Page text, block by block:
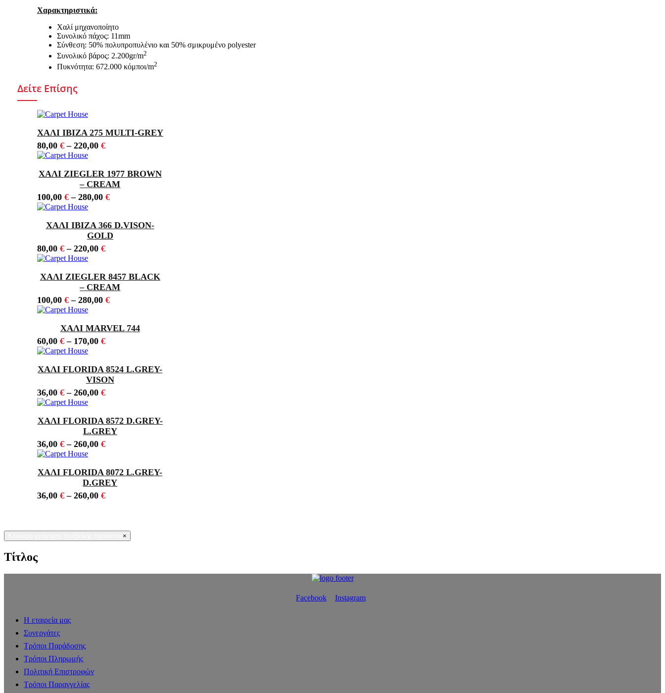
Χαρακτηριστικά:
Χαλί μηχανοποίητο
Συνολικό πάχος: 11mm
Σύνθεση: 50% πολυπροπυλένιο και 50% σμικρυμένο polyester
Συνολικό βάρος: 2.200gr/m2
Πυκνότητα: 672.000 κόμποι/m2
Δείτε Επίσης
ΧΑΛΙ IBIZA 275 MULTI-GREY
80,00 €– 220,00 €
ΧΑΛΙ ZIEGLER 1977 BROWN
– CREAM
100,00 €– 280,00 €
ΧΑΛΙ IBIZA 366 D.VISON-
GOLD
80,00 €– 220,00 €
ΧΑΛΙ ZIEGLER 8457 BLACK
– CREAM
100,00 €– 280,00 €
ΧΑΛΙ MARVEL 744
60,00 €– 170,00 €
ΧΑΛΙ FLORIDA 8524 L.GREY-
VISON
36,00 €– 260,00 €
ΧΑΛΙ FLORIDA 8572 D.GREY-
L.GREY
36,00 €– 260,00 €
ΧΑΛΙ FLORIDA 8072 L.GREY-
D.GREY
36,00 €– 260,00 €
×
Τίτλος
Facebook Instagram
Η εταιρεία μας
Συνεργάτες
Τρόποι Παράδοσης
Τρόποι Πληρωμής
Πολιτική Επιστροφών
Τρόποι Παραγγελίας